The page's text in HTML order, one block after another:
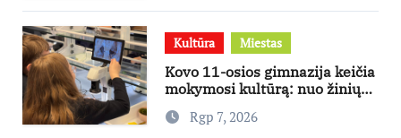
Kultūra Miestas
Kovo 11-osios gimnazija keičia
mokymosi kultūrą: nuo žinių
kaupimo – prie jų supratimo ir
taikymo
Rgp 7, 2026